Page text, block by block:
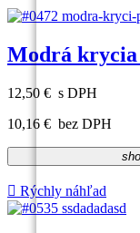
Modrá krycia
12,50 € s DPH
10,16 € bez DPH
 Rýchly náhľad